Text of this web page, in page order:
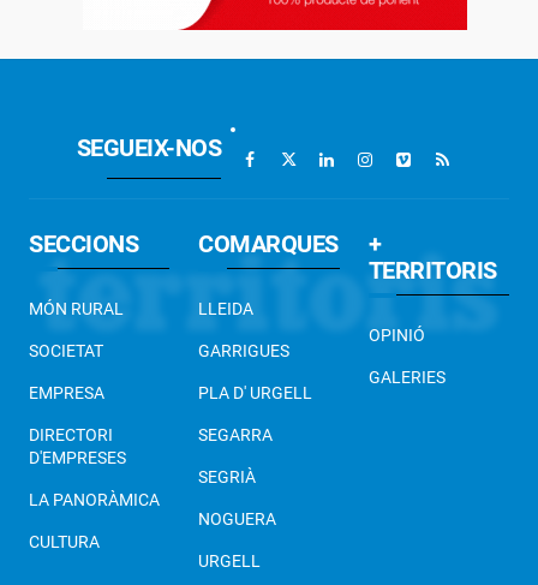
SEGUEIX-NOS
SECCIONS
MÓN RURAL
SOCIETAT
EMPRESA
DIRECTORI
D'EMPRESES
LA PANORÀMICA
CULTURA
COMARQUES
LLEIDA
GARRIGUES
PLA D' URGELL
SEGARRA
SEGRIÀ
NOGUERA
URGELL
+
TERRITORIS
OPINIÓ
GALERIES